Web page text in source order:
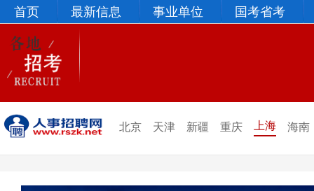
首页 最新信息 事业单位 国考省考
北京
宁夏
甘肃 陕西 西藏 四川
重庆
河北
湖北 湖南 江西 安徽
浙江
北京 天津 新疆 重庆 上海 海南